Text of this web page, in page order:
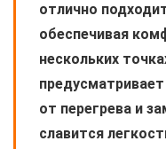
отлично
обеспечивая
нескольких
от перегрева и
славится